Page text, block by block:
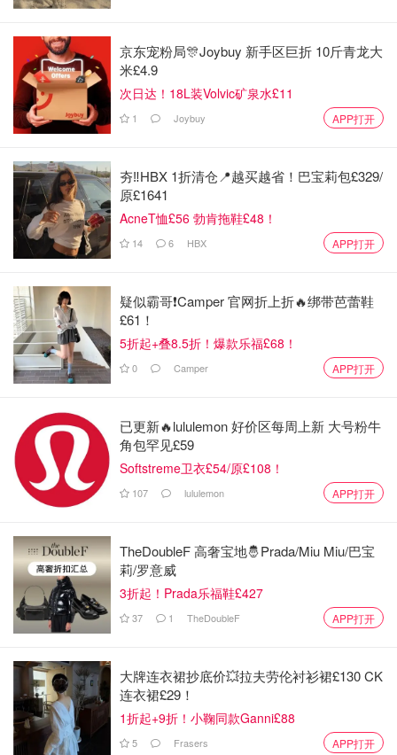
哈登——这位卡戴珊家族成员科勒·卡戴珊（Khloe
守”。诉状直指，哈登的安保团队在其私人豪宅内“鲁莽疏
忽，未能保护沃特利女士”，导致她遭受性侵，“并将因此长
期承受痛苦”。
DailyMail已就此事联系了詹姆斯·哈登的经纪人特洛伊·佩恩
跨年派对性侵事件曝光：香槟、VIP、神秘别墅
入口…
根据诉状描述，事发当晚沃特利和两位朋友正在一家餐厅用
派对。
洛杉矶快船队球星詹姆斯·哈登被一名女子提起重磅诉讼，
该女子声称在哈登豪宅派对后遭到哈登侄子的性侵。
克·杰尔克斯的儿子——被控于2024年新年前夜强奸德州房
地产经纪人玛丽莎·沃特利。
京东宠粉局🎊Joybuy 新手区巨折 10斤青龙大
米£4.9
次日达！18L装Volvic矿泉水£11
1 Joybuy APP打开
夯‼️HBX 1折清仓📍越买越省！巴宝莉包£329/
原£1641
AcneT恤£56 勃肯拖鞋£48！
14 6 HBX APP打开
疑似霸哥❗️Camper 官网折上折🔥绑带芭蕾鞋
£61！
5折起+叠8.5折！爆款乐福£68！
0 Camper APP打开
已更新🔥lululemon 好价区每周上新 大号粉牛
角包罕见£59
Softstreme卫衣£54/原£108！
107 lululemon APP打开
TheDoubleF 高奢宝地🤴Prada/Miu Miu/巴宝
莉/罗意威
3折起！Prada乐福鞋£427
37 1 TheDoubleF APP打开
大牌连衣裙抄底价💥拉夫劳伦衬衫裙£130 CK
连衣裙£29！
1折起+9折！小鞠同款Ganni£88
5 Frasers APP打开